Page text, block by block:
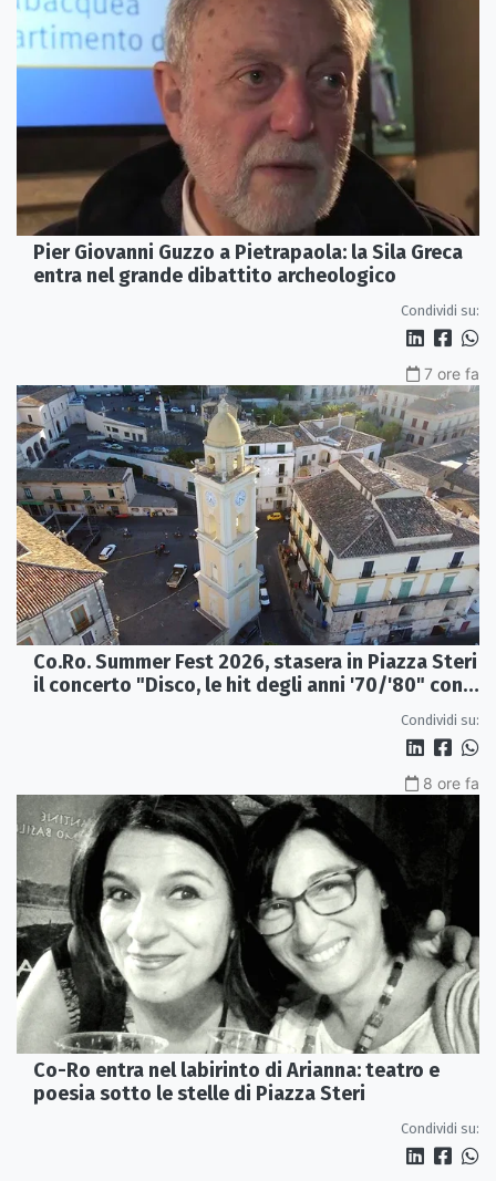
Pier Giovanni Guzzo a Pietrapaola: la Sila Greca
entra nel grande dibattito archeologico
Condividi su:
7 ore fa
Co.Ro. Summer Fest 2026, stasera in Piazza Steri
il concerto "Disco, le hit degli anni '70/'80" con
Condividi su:
8 ore fa
Co-Ro entra nel labirinto di Arianna: teatro e
poesia sotto le stelle di Piazza Steri
Condividi su: